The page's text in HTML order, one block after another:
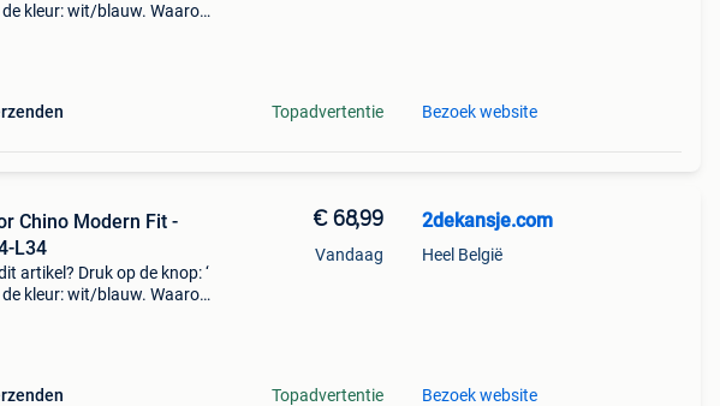
kleur: wit/blauw. Waarom
Topadvertentie Bezoek website
Chino Modern Fit -
L34
artikel? Druk op de knop: ‘
kleur: wit/blauw. Waarom
€ 68,99
Vandaag
Topadvertentie
2dekansje.com
Heel België
Bezoek website